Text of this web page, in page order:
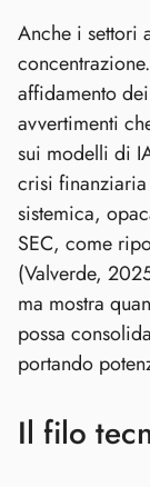
Anche i settori
affidamento
avvertimenti
sui modelli di
crisi
sistemica,
SEC, come
(Valverde,
ma mostra
possa
portando
Il filo